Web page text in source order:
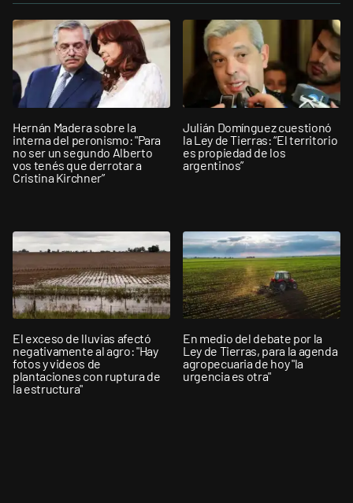
Hernán Madera sobre la
interna del peronismo: "Para
no ser un segundo Alberto
vos tenés que derrotar a
Cristina Kirchner”
Julián Domínguez cuestionó
la Ley de Tierras: “El territorio
es propiedad de los
argentinos”
El exceso de lluvias afectó
negativamente al agro: "Hay
fotos y videos de
plantaciones con ruptura de
la estructura"
En medio del debate por la
Ley de Tierras, para la agenda
agropecuaria de hoy "la
urgencia es otra"